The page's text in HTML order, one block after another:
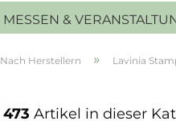
MESSEN &
Nach Herstellern » Lavinia
473 Artikel in dieser